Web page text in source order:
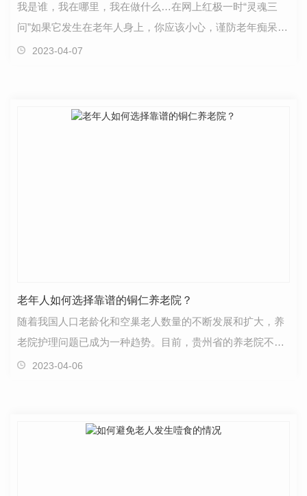
我是谁，我在哪里，我在做什么…在网上红极一时“灵魂三
问”如果它发生在老年人身上，你应该小心，谨防老年痴呆症
的疾病“老年痴呆”的发生。老糊涂”是正常的吗很…
2023-04-07
老年人如何选择靠谱的铜仁养老院？
随着我国人口老龄化和空巢老人数量的不断发展和扩大，养
老院护理问题已成为一种趋势。目前，贵州省的养老院不超
过两种类型。一种是政府或街道办事处设立的公办养老…
2023-04-06